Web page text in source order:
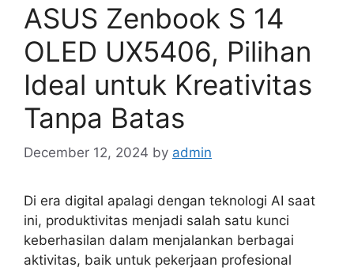
ASUS Zenbook S 14
OLED UX5406, Pilihan
Ideal untuk Kreativitas
Tanpa Batas
December 12, 2024 by admin
Di era digital apalagi dengan teknologi AI saat
ini, produktivitas menjadi salah satu kunci
keberhasilan dalam menjalankan berbagai
aktivitas, baik untuk pekerjaan profesional